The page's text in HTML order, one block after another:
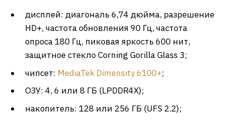
дисплей: диагональ 6,74 дюйма, разрешение
HD+, частота обновления 90 Гц, частота
опроса 180 Гц, пиковая яркость 600 нит,
защитное стекло Corning Gorilla Glass 3;
чипсет: MediaTek Dimensity 6100+;
ОЗУ: 4, 6 или 8 ГБ (LPDDR4X);
накопитель: 128 или 256 ГБ (UFS 2.2);